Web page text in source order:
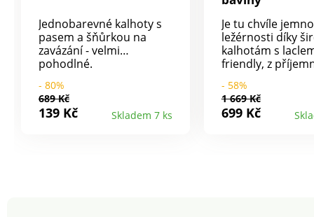
Jednobarevné kalhoty s
pasem a šňůrkou na
zavázání - velmi
pohodlné.
- 80%
689 Kč
139 Kč Skladem 7 ks
Je tu chvíle
ležérnosti díky
kalhotám s
friendly, z
vše pro Vaši
spokojenost.
výška pasu.
- 58%
1 669 Kč
699 Kč